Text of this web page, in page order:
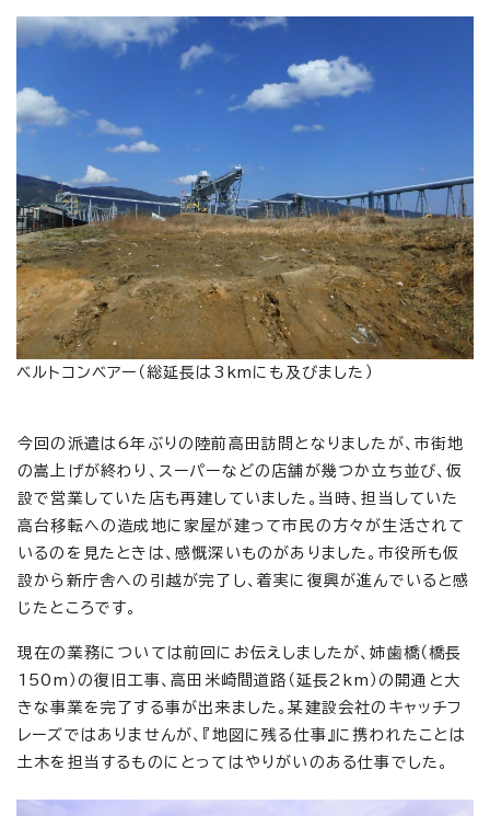
ベルトコンベアー（総延長は3kmにも及びました）
今回の派遣は6年ぶりの陸前高田訪問となりましたが、市街地
の嵩上げが終わり、スーパーなどの店舗が幾つか立ち並び、仮
設で営業していた店も再建していました。当時、担当していた
高台移転への造成地に家屋が建って市民の方々が生活されて
いるのを見たときは、感慨深いものがありました。市役所も仮
設から新庁舎への引越が完了し、着実に復興が進んでいると感
じたところです。
現在の業務については前回にお伝えしましたが、姉歯橋（橋長
150m）の復旧工事、高田米崎間道路（延長2km）の開通と大
きな事業を完了する事が出来ました。某建設会社のキャッチフ
レーズではありませんが、『地図に残る仕事』に携われたことは
土木を担当するものにとってはやりがいのある仕事でした。